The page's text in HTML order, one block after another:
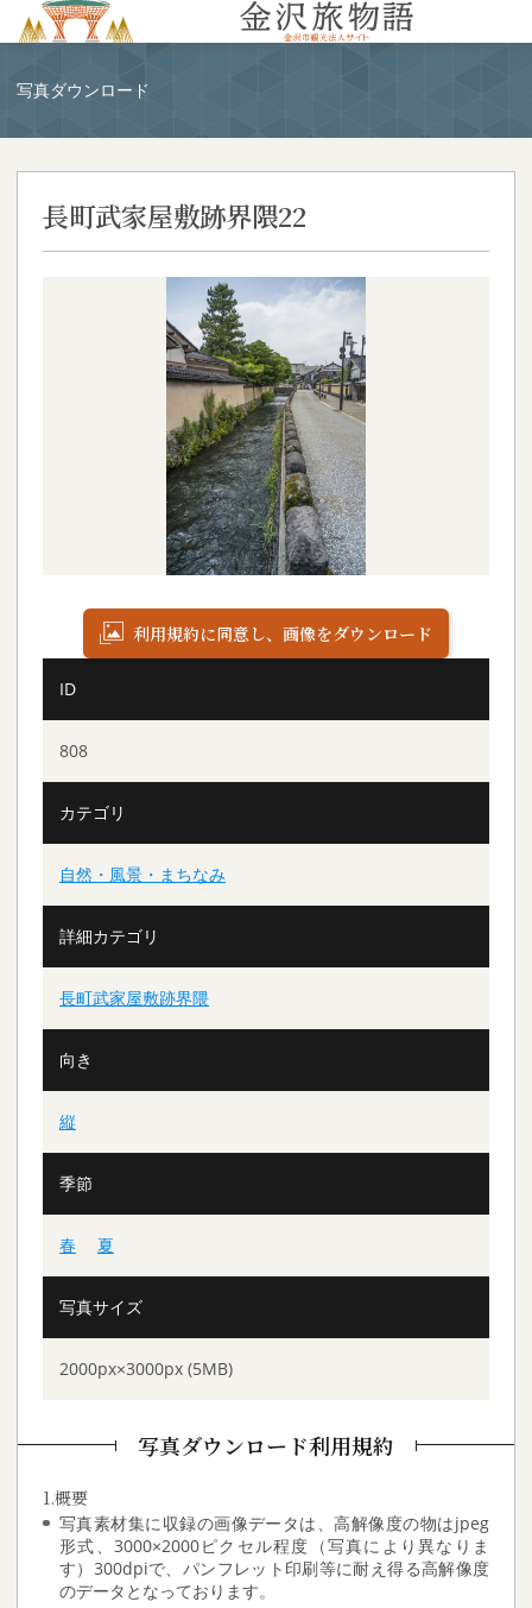
写真ダウンロード
長町武家屋敷跡界隈22
利用規約に同意し、画像をダウンロード
ID
808
カテゴリ
自然・風景・まちなみ
詳細カテゴリ
長町武家屋敷跡界隈
向き
縦
季節
春 夏
写真サイズ
2000px×3000px (5MB)
写真ダウンロード利用規約
1.概要
写真素材集に収録の画像データは、高解像度の物はjpeg
形式、3000×2000ピクセル程度（写真により異なりま
す）300dpiで、パンフレット印刷等に耐え得る高解像度
のデータとなっております。